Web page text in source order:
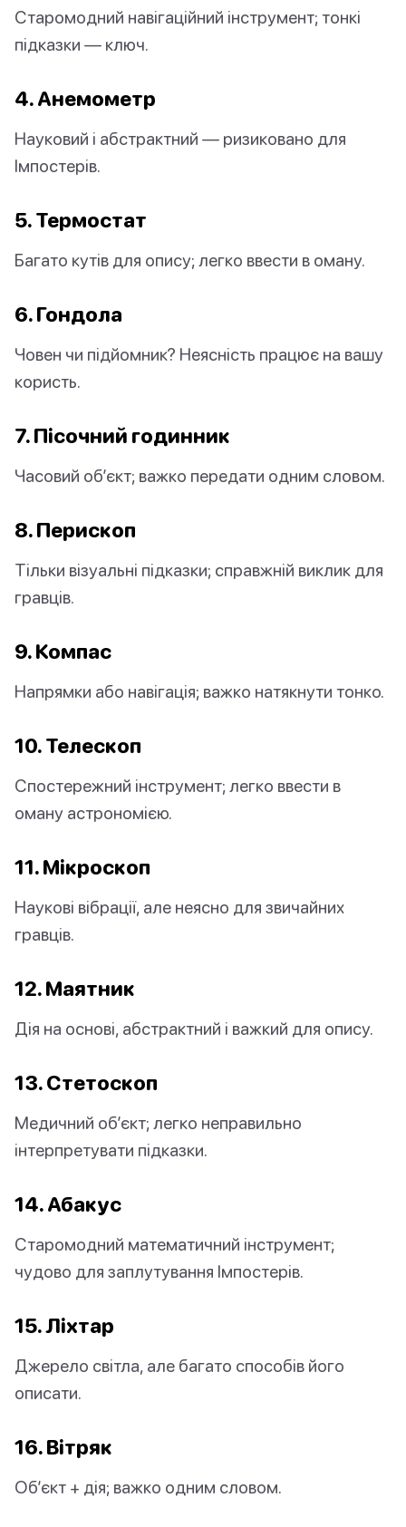
Старомодний навігаційний інструмент; тонкі
підказки — ключ.
4. Анемометр
Науковий і абстрактний — ризиковано для
Імпостерів.
5. Термостат
Багато кутів для опису; легко ввести в оману.
6. Гондола
Човен чи підйомник? Неясність працює на вашу
користь.
7. Пісочний годинник
Часовий об’єкт; важко передати одним словом.
8. Перископ
Тільки візуальні підказки; справжній виклик для
гравців.
9. Компас
Напрямки або навігація; важко натякнути тонко.
10. Телескоп
Спостережний інструмент; легко ввести в
оману астрономією.
11. Мікроскоп
Наукові вібрації, але неясно для звичайних
гравців.
12. Маятник
Дія на основі, абстрактний і важкий для опису.
13. Стетоскоп
Медичний об’єкт; легко неправильно
інтерпретувати підказки.
14. Абакус
Старомодний математичний інструмент;
чудово для заплутування Імпостерів.
15. Ліхтар
Джерело світла, але багато способів його
описати.
16. Вітряк
Об’єкт + дія; важко одним словом.